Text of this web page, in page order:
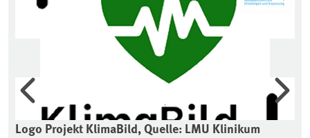
Logo Projekt KlimaBild, Quelle: LMU Klinikum